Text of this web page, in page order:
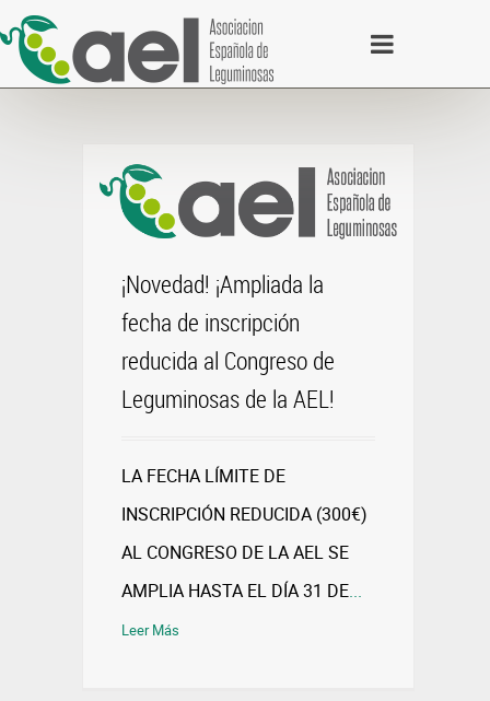
¡Novedad! ¡Ampliada la
fecha de inscripción
reducida al Congreso de
Leguminosas de la AEL!
LA FECHA LÍMITE DE
INSCRIPCIÓN REDUCIDA (300€)
AL CONGRESO DE LA AEL SE
AMPLIA HASTA EL DÍA 31 DE...
Leer Más